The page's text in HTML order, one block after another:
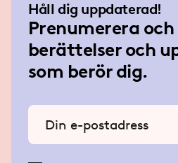
Håll dig uppdaterad!
Prenumerera
berättelser och
som berör dig.
Ange din e-postadress